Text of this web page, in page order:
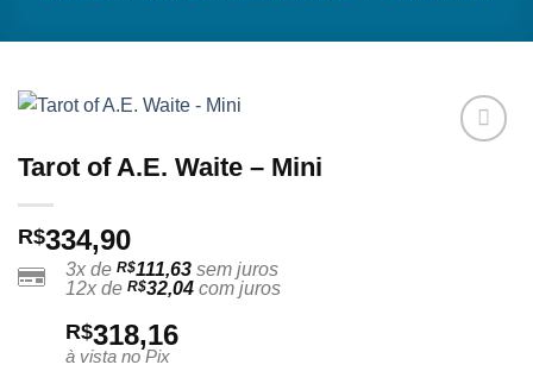
Tarot of A.E. Waite – Mini
R$334,90
3x de R$111,63 sem juros
12x de R$32,04 com juros
R$318,16
à vista no Pix